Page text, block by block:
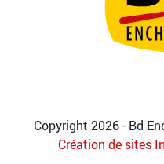
Copyright 2026 - Bd
Création de sites